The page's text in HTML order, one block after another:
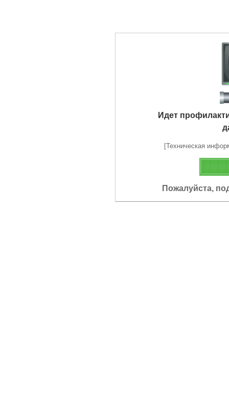
Идет
[Техническая
Пожалуйста,